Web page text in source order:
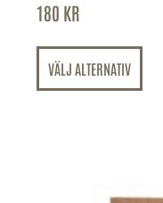
180 KR
VÄLJ ALTERNATIV